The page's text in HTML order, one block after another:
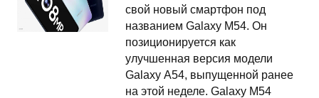
свой новый смартфон под
названием Galaxy M54. Он
позиционируется как
улучшенная версия модели
Galaxy А54, выпущенной ранее
на этой неделе. Galaxy M54